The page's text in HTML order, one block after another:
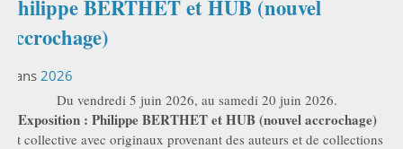
Philippe BERTHET et HUB (nouvel
accrochage)
Dans 2026
Du vendredi 5 juin 2026, au samedi 20 juin 2026.
Exposition : Philippe BERTHET et HUB (nouvel accrochage)
et collective avec originaux provenant des auteurs et de collections